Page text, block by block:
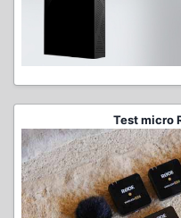
Test micro